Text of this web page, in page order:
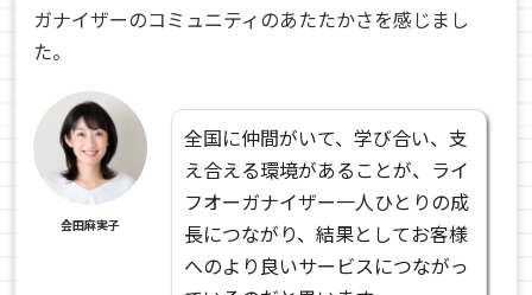
ガナイザーのコミュニティのあたたかさを感じまし
た。
会田麻実子
全国に仲間がいて、学び合い、支
え合える環境があることが、ライ
フオーガナイザー一人ひとりの成
長につながり、結果としてお客様
へのより良いサービスにつながっ